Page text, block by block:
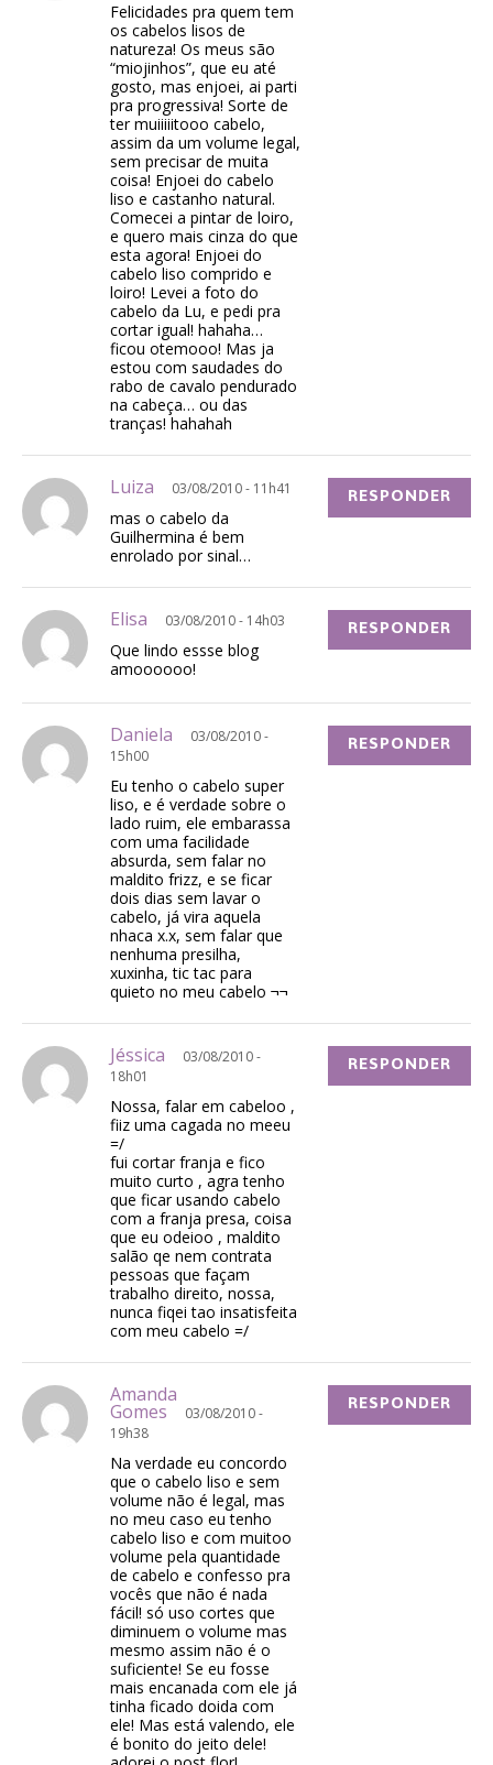
Felicidades pra quem tem
os cabelos lisos de
natureza! Os meus são
“miojinhos”, que eu até
gosto, mas enjoei, ai parti
pra progressiva! Sorte de
ter muiiiiitooo cabelo,
assim da um volume legal,
sem precisar de muita
coisa! Enjoei do cabelo
liso e castanho natural.
Comecei a pintar de loiro,
e quero mais cinza do que
esta agora! Enjoei do
cabelo liso comprido e
loiro! Levei a foto do
cabelo da Lu, e pedi pra
cortar igual! hahaha…
ficou otemooo! Mas ja
estou com saudades do
rabo de cavalo pendurado
na cabeça… ou das
tranças! hahahah
Luiza 03/08/2010 - 11h41
mas o cabelo da
Guilhermina é bem
enrolado por sinal…
RESPONDER
Elisa 03/08/2010 - 14h03
Que lindo essse blog
amoooooo!
RESPONDER
Daniela
03/08/2010 -
15h00
Eu tenho o cabelo super
liso, e é verdade sobre o
lado ruim, ele embarassa
com uma facilidade
absurda, sem falar no
maldito frizz, e se ficar
dois dias sem lavar o
cabelo, já vira aquela
nhaca x.x, sem falar que
nenhuma presilha,
xuxinha, tic tac para
quieto no meu cabelo ¬¬
RESPONDER
Jéssica
03/08/2010 -
18h01
Nossa, falar em cabeloo ,
fiiz uma cagada no meeu
=/
fui cortar franja e fico
muito curto , agra tenho
que ficar usando cabelo
com a franja presa, coisa
que eu odeioo , maldito
salão qe nem contrata
pessoas que façam
trabalho direito, nossa,
nunca fiqei tao insatisfeita
com meu cabelo =/
RESPONDER
Amanda
Gomes
03/08/2010 -
19h38
Na verdade eu concordo
que o cabelo liso e sem
volume não é legal, mas
no meu caso eu tenho
cabelo liso e com muitoo
volume pela quantidade
de cabelo e confesso pra
vocês que não é nada
fácil! só uso cortes que
diminuem o volume mas
mesmo assim não é o
suficiente! Se eu fosse
mais encanada com ele já
tinha ficado doida com
ele! Mas está valendo, ele
é bonito do jeito dele!
RESPONDER